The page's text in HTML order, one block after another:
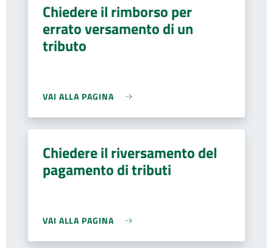
Chiedere il rimborso per
errato versamento di un
tributo
VAI ALLA PAGINA
Chiedere il riversamento del
pagamento di tributi
VAI ALLA PAGINA